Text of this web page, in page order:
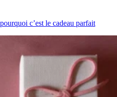
c’est le cadeau parfait